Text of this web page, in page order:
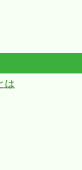
は